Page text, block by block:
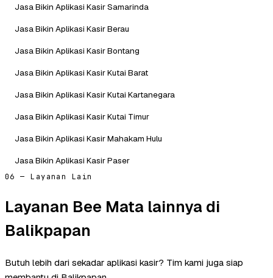
Jasa Bikin Aplikasi Kasir Samarinda
Jasa Bikin Aplikasi Kasir Berau
Jasa Bikin Aplikasi Kasir Bontang
Jasa Bikin Aplikasi Kasir Kutai Barat
Jasa Bikin Aplikasi Kasir Kutai Kartanegara
Jasa Bikin Aplikasi Kasir Kutai Timur
Jasa Bikin Aplikasi Kasir Mahakam Hulu
Jasa Bikin Aplikasi Kasir Paser
06 — Layanan Lain
Layanan Bee Mata lainnya di
Balikpapan
Butuh lebih dari sekadar aplikasi kasir? Tim kami juga siap